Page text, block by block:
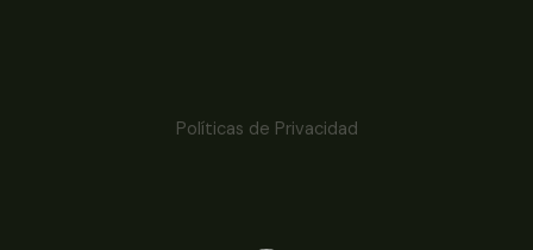
Políticas de Privacidad